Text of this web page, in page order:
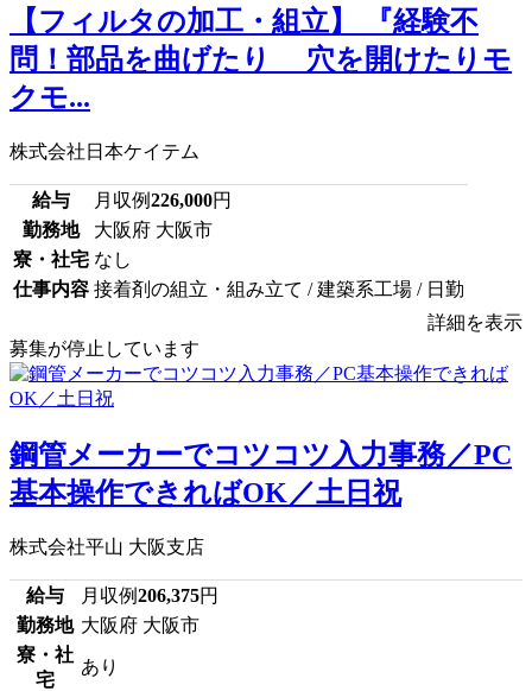
【フィルタの加工・組立】 『経験不
問！部品を曲げたり 穴を開けたりモ
クモ...
株式会社日本ケイテム
給与 月収例226,000円
勤務地
大阪府 大阪市
寮・社宅 なし
仕事内容 接着剤の組立・組み立て / 建築系工場 / 日勤
詳細を表示
募集が停止しています
鋼管メーカーでコツコツ入力事務／PC
基本操作できればOK／土日祝
株式会社平山 大阪支店
給与 月収例206,375円
勤務地 大阪府 大阪市
寮・社
宅
あり